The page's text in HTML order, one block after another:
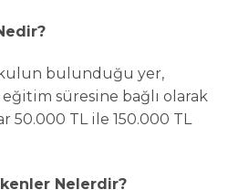
bulunduğu yer,
süresine bağlı olarak
TL ile 150.000 TL
Nelerdir?